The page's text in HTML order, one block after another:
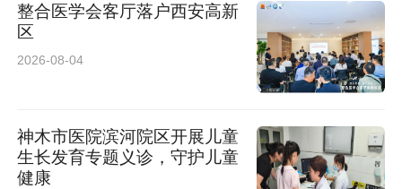
整合医学会客厅落户西安高新
区
2026-08-04
神木市医院滨河院区开展儿童
生长发育专题义诊，守护儿童
健康